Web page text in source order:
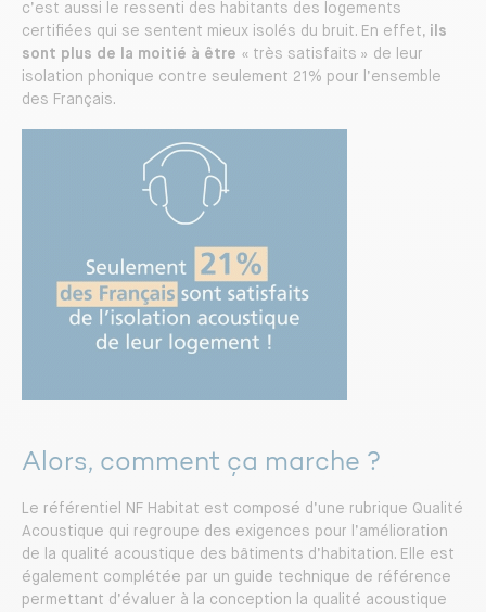
c’est aussi le ressenti des habitants des logements
certifiées qui se sentent mieux isolés du bruit. En effet, ils
sont plus de la moitié à être « très satisfaits » de leur
isolation phonique contre seulement 21% pour l’ensemble
des Français.
Alors, comment ça marche ?
Le référentiel NF Habitat est composé d’une rubrique Qualité
Acoustique qui regroupe des exigences pour l’amélioration
de la qualité acoustique des bâtiments d’habitation. Elle est
également complétée par un guide technique de référence
permettant d’évaluer à la conception la qualité acoustique